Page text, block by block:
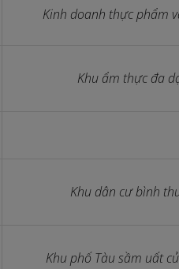
Kinh doanh thực phẩm
Khu ẩm thực đa
Khu dân cư bình
Khu phố Tàu sầm uất